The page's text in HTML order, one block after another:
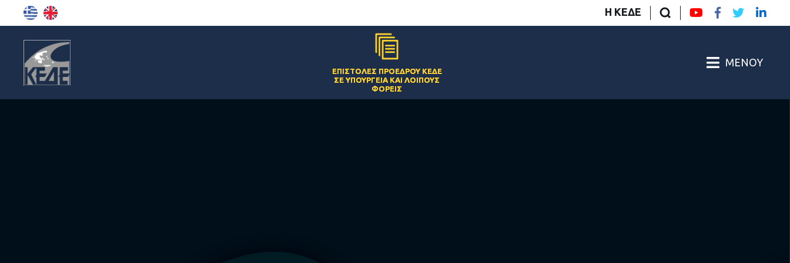
Η ΚΕΔΕ
ΕΠΙΣΤΟΛΈΣ ΠΡΟΈΔΡΟΥ ΚΕΔΕ
ΣΕ ΥΠΟΥΡΓΕΊΑ ΚΑΙ ΛΟΙΠΟΎΣ
ΦΟΡΕΊΣ
ΜΕΝΟΎ